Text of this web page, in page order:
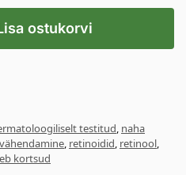
ostukorvi
testitud, naha
, retinoidid, retinool,
kortsud